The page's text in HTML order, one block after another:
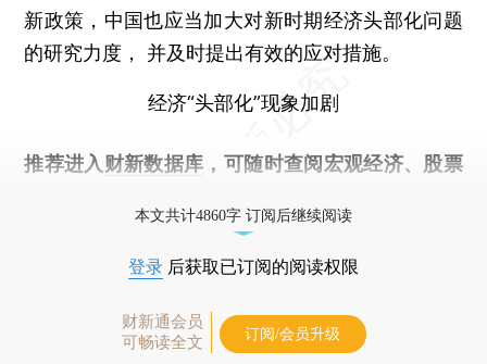
新政策，中国也应当加大对新时期经济头部化问题
的研究力度， 并及时提出有效的应对措施。
经济“头部化”现象加剧
推荐进入 财新数据库 ，可随时查阅宏观经济、股票
本文共计4860字 订阅后继续阅读
登录 后获取已订阅的阅读权限
财新通会员
可畅读全文
订阅/会员升级